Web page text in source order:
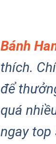
Bánh
thích.
để
quá
ngay top